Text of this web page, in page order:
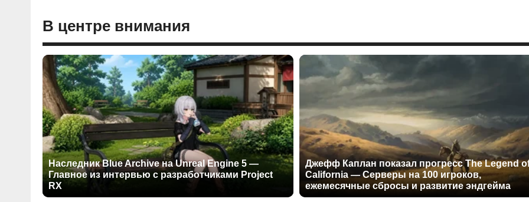
В центре внимания
Наследник Blue Archive на Unreal Engine 5 —
Главное из интервью с разработчиками Project
RX
Джефф Каплан показал прогресс The Legend
California — Серверы на 100 игроков,
ежемесячные сбросы и развитие эндгейма